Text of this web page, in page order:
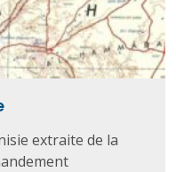
extraite de la